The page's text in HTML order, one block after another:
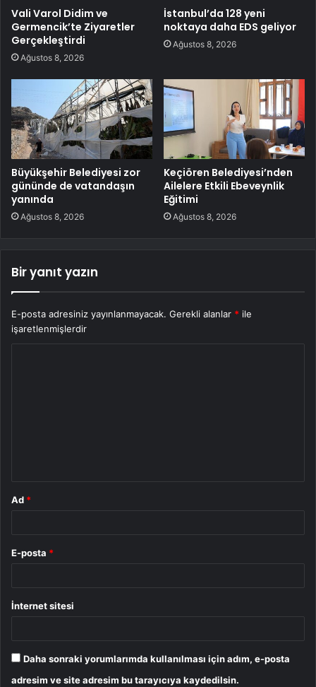
Vali Varol Didim ve
Germencik’te Ziyaretler
Gerçekleştirdi
Ağustos 8, 2026
İstanbul’da 128 yeni
noktaya daha EDS geliyor
Ağustos 8, 2026
Büyükşehir Belediyesi zor
gününde de vatandaşın
yanında
Ağustos 8, 2026
Keçiören Belediyesi’nden
Ailelere Etkili Ebeveynlik
Eğitimi
Ağustos 8, 2026
Bir yanıt yazın
E-posta adresiniz yayınlanmayacak. Gerekli alanlar * ile
işaretlenmişlerdir
Ad *
E-posta *
İnternet sitesi
Daha sonraki yorumlarımda kullanılması için adım, e-posta
adresim ve site adresim bu tarayıcıya kaydedilsin.